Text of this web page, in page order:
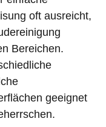
oft ausreicht,
Bereichen.
geeignet